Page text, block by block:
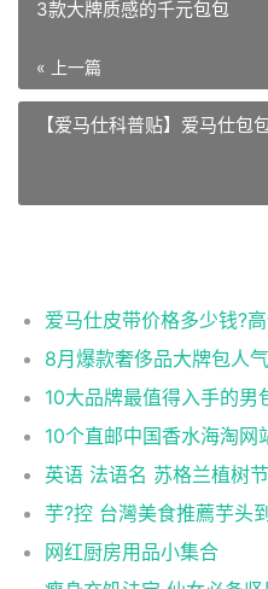
3款大牌质感的千元包包
« 上一篇
【爱马仕科普贴】爱马仕包
爱马仕皮带价格多少钱?
8月爆款奢侈品大牌包人
10大品牌最值得入手的男
10个直邮中国香水海淘
英语 法语名 苏格兰植树
芋?控 台灣美食推薦芋头
网红厨房用品小集合